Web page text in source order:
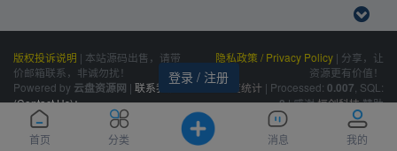
首页 分类 消息 我的
登录 / 注册
版权投诉说明 | 本站源码出售，请带
价邮箱联系，非诚勿扰！
隐私政策 / Privacy Policy | 分享，让
资源更有价值！
Powered by 云盘资源网 | 联系我们
(Contact Us)：
siteone@qq.com
百度统计 | Processed: 0.007 , SQL:
8|感谢恒创科技赞助